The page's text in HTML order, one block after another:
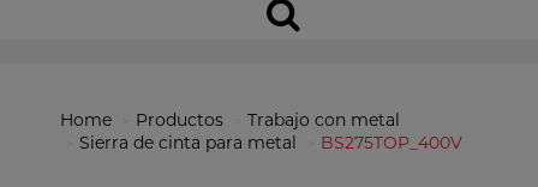
Home Productos
Trabajo con metal
Sierra de cinta para metal
BS275TOP_400V